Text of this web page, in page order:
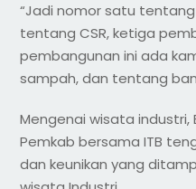
“Jadi nomor satu tentang
tentang CSR, ketiga
pembangunan ini ada
sampah, dan tentang
Mengenai wisata industri,
Pemkab bersama ITB
dan keunikan yang